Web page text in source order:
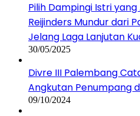
Pilih Dampingi Istri
Reijinders Mundur dari
Jelang Laga Lanjutan
30/05/2025
Divre III Palembang
Angkutan Penumpang
09/10/2024